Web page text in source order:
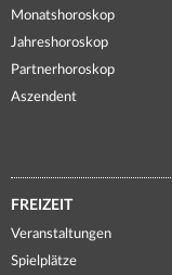
Monatshoroskop
Jahreshoroskop
Partnerhoroskop
Aszendent
FREIZEIT
Veranstaltungen
Spielplätze